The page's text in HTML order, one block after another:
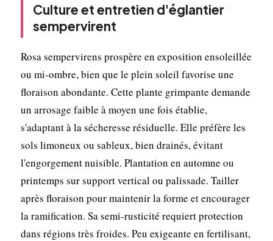
Culture et entretien d'églantier
sempervirent
Rosa sempervirens prospère en exposition ensoleillée
ou mi-ombre, bien que le plein soleil favorise une
floraison abondante. Cette plante grimpante demande
un arrosage faible à moyen une fois établie,
s'adaptant à la sécheresse résiduelle. Elle préfère les
sols limoneux ou sableux, bien drainés, évitant
l'engorgement nuisible. Plantation en automne ou
printemps sur support vertical ou palissade. Tailler
après floraison pour maintenir la forme et encourager
la ramification. Sa semi-rusticité requiert protection
dans régions très froides. Peu exigeante en fertilisant,